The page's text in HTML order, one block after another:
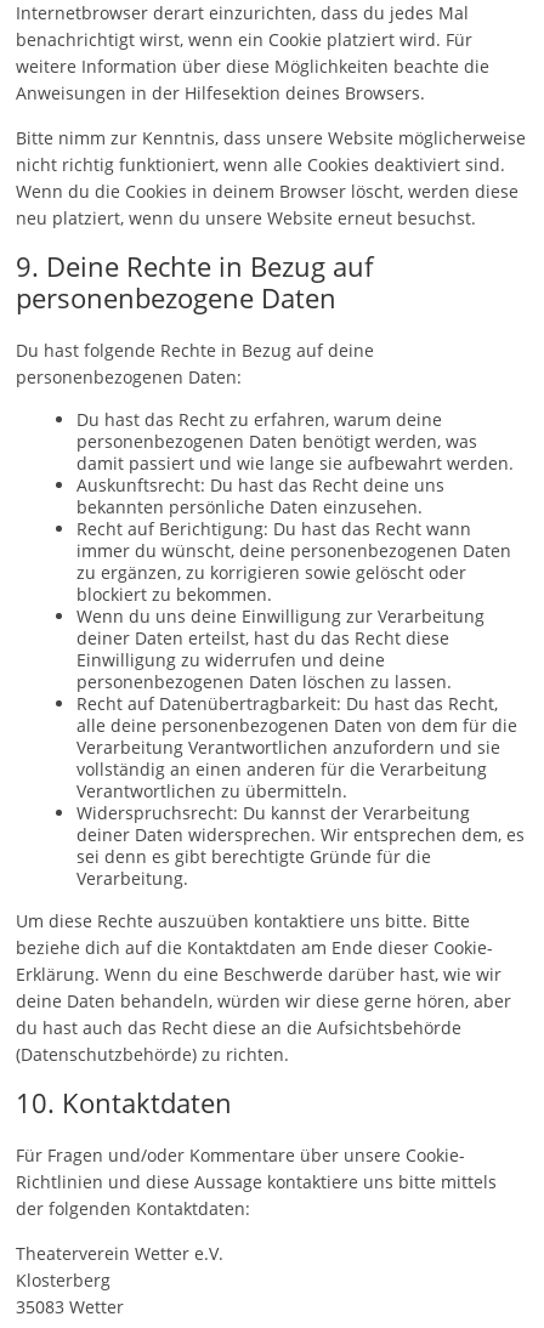
Internetbrowser derart einzurichten, dass du jedes Mal
benachrichtigt wirst, wenn ein Cookie platziert wird. Für
weitere Information über diese Möglichkeiten beachte die
Anweisungen in der Hilfesektion deines Browsers.
Bitte nimm zur Kenntnis, dass unsere Website möglicherweise
nicht richtig funktioniert, wenn alle Cookies deaktiviert sind.
Wenn du die Cookies in deinem Browser löscht, werden diese
neu platziert, wenn du unsere Website erneut besuchst.
9. Deine Rechte in Bezug auf
personenbezogene Daten
Du hast folgende Rechte in Bezug auf deine
personenbezogenen Daten:
Du hast das Recht zu erfahren, warum deine
personenbezogenen Daten benötigt werden, was
damit passiert und wie lange sie aufbewahrt werden.
Auskunftsrecht: Du hast das Recht deine uns
bekannten persönliche Daten einzusehen.
Recht auf Berichtigung: Du hast das Recht wann
immer du wünscht, deine personenbezogenen Daten
zu ergänzen, zu korrigieren sowie gelöscht oder
blockiert zu bekommen.
Wenn du uns deine Einwilligung zur Verarbeitung
deiner Daten erteilst, hast du das Recht diese
Einwilligung zu widerrufen und deine
personenbezogenen Daten löschen zu lassen.
Recht auf Datenübertragbarkeit: Du hast das Recht,
alle deine personenbezogenen Daten von dem für die
Verarbeitung Verantwortlichen anzufordern und sie
vollständig an einen anderen für die Verarbeitung
Verantwortlichen zu übermitteln.
Widerspruchsrecht: Du kannst der Verarbeitung
deiner Daten widersprechen. Wir entsprechen dem, es
sei denn es gibt berechtigte Gründe für die
Verarbeitung.
Um diese Rechte auszuüben kontaktiere uns bitte. Bitte
beziehe dich auf die Kontaktdaten am Ende dieser Cookie-
Erklärung. Wenn du eine Beschwerde darüber hast, wie wir
deine Daten behandeln, würden wir diese gerne hören, aber
du hast auch das Recht diese an die Aufsichtsbehörde
(Datenschutzbehörde) zu richten.
10. Kontaktdaten
Für Fragen und/oder Kommentare über unsere Cookie-
Richtlinien und diese Aussage kontaktiere uns bitte mittels
der folgenden Kontaktdaten:
Theaterverein Wetter e.V.
Klosterberg
35083 Wetter